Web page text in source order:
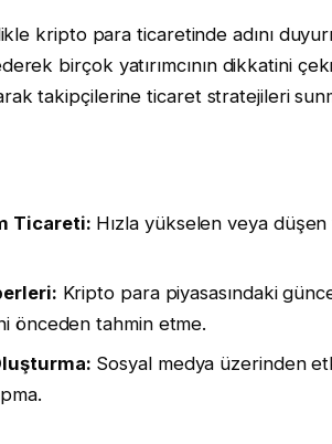
kripto para ticaretinde adını
birçok yatırımcının dikkatini
takipçilerine ticaret stratejileri
Ticareti: Hızla yükselen veya
Kripto para piyasasındaki
önceden tahmin etme.
Sosyal medya üzerinden